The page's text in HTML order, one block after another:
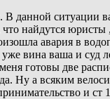
В данной ситуации
найдутся юристы
авария в
вина ваша и суд
готовы две
Ну а всяким
и